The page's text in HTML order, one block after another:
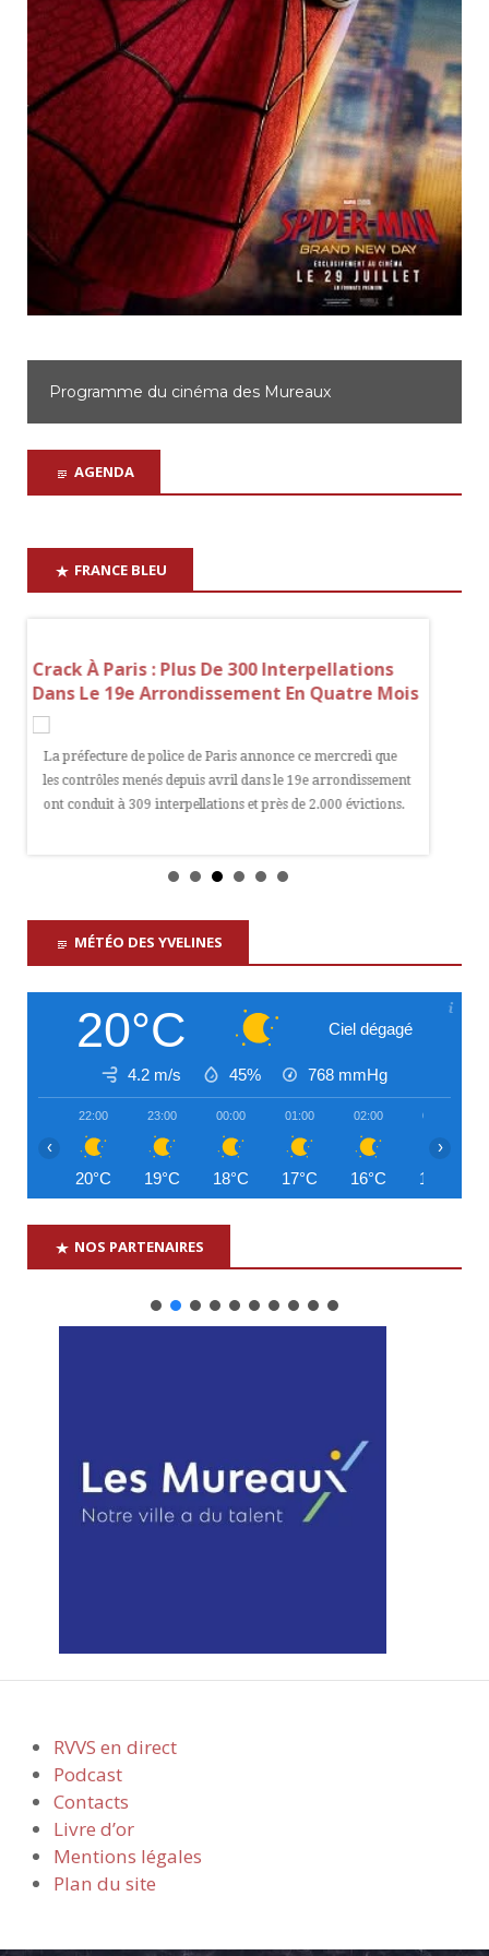
Programme du cinéma des Mureaux
AGENDA
FRANCE BLEU
Crack À Paris : Plus De 300 Interpellations
Dans Le 19e Arrondissement En Quatre Mois
La préfecture de police de Paris annonce ce mercredi que
les contrôles menés depuis avril dans le 19e arrondissement
ont conduit à 309 interpellations et près de 2.000 évictions.
MÉTÉO DES YVELINES
20°C Ciel dégagé
4.2 m/s 45% 768 mmHg
22:00
20°C
23:00
19°C
00:00
18°C
01:00
17°C
02:00
16°C
03:00
16°C
‹ ›
NOS PARTENAIRES
RVVS en direct
Podcast
Contacts
Livre d’or
Mentions légales
Plan du site